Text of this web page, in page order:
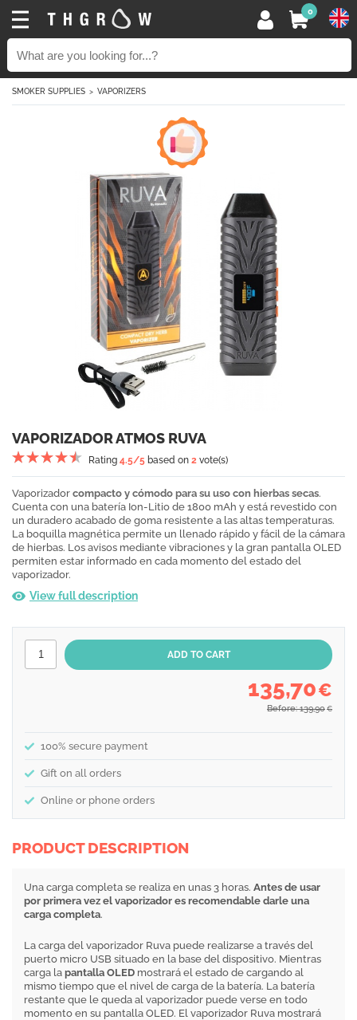
0
SMOKER SUPPLIES VAPORIZERS
VAPORIZADOR ATMOS RUVA
Rating 4.5/5 based on 2 vote(s)
Vaporizador compacto y cómodo para su uso con hierbas secas.
Cuenta con una batería Ion-Litio de 1800 mAh y está revestido con
un duradero acabado de goma resistente a las altas temperaturas.
La boquilla magnética permite un llenado rápido y fácil de la cámara
de hierbas. Los avisos mediante vibraciones y la gran pantalla OLED
permiten estar informado en cada momento del estado del
vaporizador.
View full description
135,70€
Before: 139,90 €
100% secure payment
Gift on all orders
Online or phone orders
PRODUCT DESCRIPTION
Una carga completa se realiza en unas 3 horas. Antes de usar
por primera vez el vaporizador es recomendable darle una
carga completa.
La carga del vaporizador Ruva puede realizarse a través del
puerto micro USB situado en la base del dispositivo. Mientras
carga la pantalla OLED mostrará el estado de cargando al
mismo tiempo que el nivel de carga de la batería. La batería
restante que le queda al vaporizador puede verse en todo
momento en su pantalla OLED. El vaporizador Ruva mostrará